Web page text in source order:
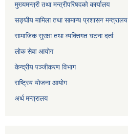
मुख्यमन्त्री तथा मन्त्रीपरिषदको कार्यालय
सङ्घीय मामिला तथा सामान्य प्रशासन मन्त्रालय
सामाजिक सुरक्षा तथा व्यक्तिगत घटना दर्ता
लोक सेवा आयोग
केन्द्रीय पञ्जीकरण विभाग
राष्ट्रिय योजना आयोग
अर्थ मन्त्रालय